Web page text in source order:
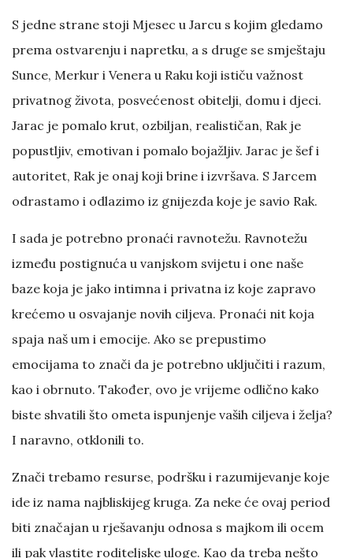
S jedne strane stoji Mjesec u Jarcu s kojim gledamo
prema ostvarenju i napretku, a s druge se smještaju
Sunce, Merkur i Venera u Raku koji ističu važnost
privatnog života, posvećenost obitelji, domu i djeci.
Jarac je pomalo krut, ozbiljan, realističan, Rak je
popustljiv, emotivan i pomalo bojažljiv. Jarac je šef i
autoritet, Rak je onaj koji brine i izvršava. S Jarcem
odrastamo i odlazimo iz gnijezda koje je savio Rak.
I sada je potrebno pronaći ravnotežu. Ravnotežu
između postignuća u vanjskom svijetu i one naše
baze koja je jako intimna i privatna iz koje zapravo
krećemo u osvajanje novih ciljeva. Pronaći nit koja
spaja naš um i emocije. Ako se prepustimo
emocijama to znači da je potrebno uključiti i razum,
kao i obrnuto. Također, ovo je vrijeme odlično kako
biste shvatili što ometa ispunjenje vaših ciljeva i želja?
I naravno, otklonili to.
Znači trebamo resurse, podršku i razumijevanje koje
ide iz nama najbliskijeg kruga. Za neke će ovaj period
biti značajan u rješavanju odnosa s majkom ili ocem
ili pak vlastite roditeljske uloge. Kao da treba nešto